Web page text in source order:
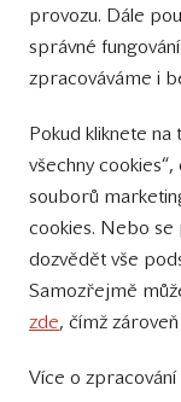
Sledujte nás
na Instagramu
Sledujte náš
YouTube kanál
Přihlášení k
provozu. Dále
správné
zpracováváme i
Pokud kliknete
všechny
souborů
cookies. Nebo se
dozvědět vše
Samozřejmě
zde, čímž
Více o